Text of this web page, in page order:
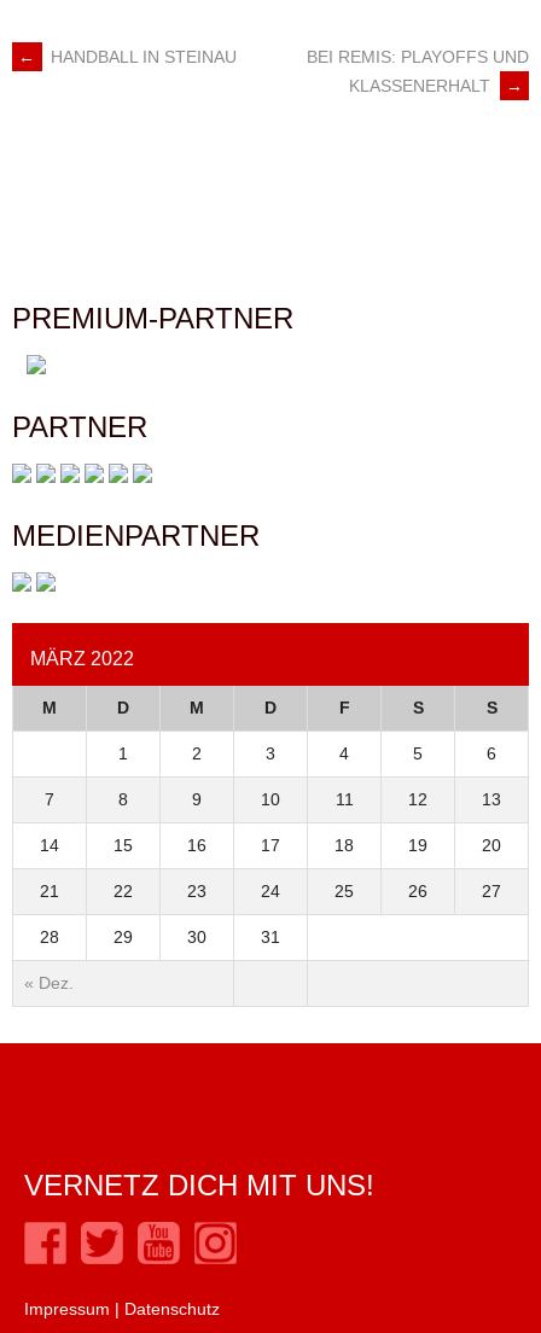
ARTIKEL-
← HANDBALL IN STEINAU
BEI REMIS: PLAYOFFS UND
KLASSENERHALT
→
PREMIUM-PARTNER
PARTNER
MEDIENPARTNER
MÄRZ 2022
M D M D F S S
« Dez.
1 2 3 4 5 6
7 8 9 10 11 12 13
14 15 16 17 18 19 20
21 22 23 24 25 26 27
28 29 30 31
VERNETZ DICH MIT UNS!
Impressum | Datenschutz